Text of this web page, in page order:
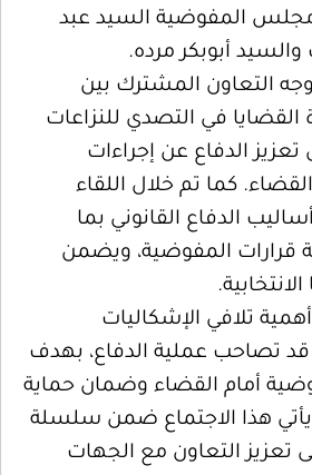
المفوضية السيد عبد
أبوبكر مرده.
التعاون المشترك بين
القضايا في التصدي للنزاعات
تعزيز الدفاع عن إجراءات
كما تم خلال اللقاء
الدفاع القانوني بما
قرارات المفوضية، ويضمن
تلافي الإشكاليات
قد تصاحب عملية الدفاع، بهدف
أمام القضاء وضمان حماية
يأتي هذا الاجتماع ضمن سلسلة
تعزيز التعاون مع الجهات